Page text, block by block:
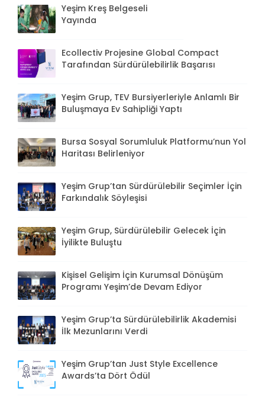
Yeşim Kreş Belgeseli
Yayında
Ecollectiv Projesine Global Compact
Tarafından Sürdürülebilirlik Başarısı
Yeşim Grup, TEV Bursiyerleriyle Anlamlı Bir
Buluşmaya Ev Sahipliği Yaptı
Bursa Sosyal Sorumluluk Platformu’nun Yol
Haritası Belirleniyor
Yeşim Grup’tan Sürdürülebilir Seçimler İçin
Farkındalık Söyleşisi
Yeşim Grup, Sürdürülebilir Gelecek İçin
İyilikte Buluştu
Kişisel Gelişim İçin Kurumsal Dönüşüm
Programı Yeşim’de Devam Ediyor
Yeşim Grup’ta Sürdürülebilirlik Akademisi
İlk Mezunlarını Verdi
Yeşim Grup’tan Just Style Excellence
Awards’ta Dört Ödül